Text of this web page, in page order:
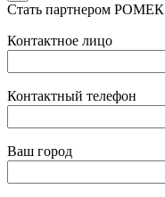
Стать партнером РОМЕК
Контактное лицо
Контактный телефон
Ваш город